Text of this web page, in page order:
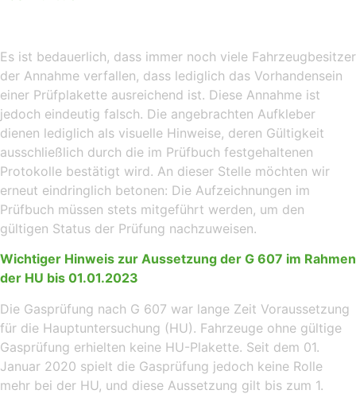
Es ist bedauerlich, dass immer noch viele Fahrzeugbesitzer
der Annahme verfallen, dass lediglich das Vorhandensein
einer Prüfplakette ausreichend ist. Diese Annahme ist
jedoch eindeutig falsch. Die angebrachten Aufkleber
dienen lediglich als visuelle Hinweise, deren Gültigkeit
ausschließlich durch die im Prüfbuch festgehaltenen
Protokolle bestätigt wird. An dieser Stelle möchten wir
erneut eindringlich betonen: Die Aufzeichnungen im
Prüfbuch müssen stets mitgeführt werden, um den
gültigen Status der Prüfung nachzuweisen.
Wichtiger Hinweis zur Aussetzung der G 607 im Rahmen
der HU bis 01.01.2023
Die Gasprüfung nach G 607 war lange Zeit Voraussetzung
für die Hauptuntersuchung (HU). Fahrzeuge ohne gültige
Gasprüfung erhielten keine HU-Plakette. Seit dem 01.
Januar 2020 spielt die Gasprüfung jedoch keine Rolle
mehr bei der HU, und diese Aussetzung gilt bis zum 1.